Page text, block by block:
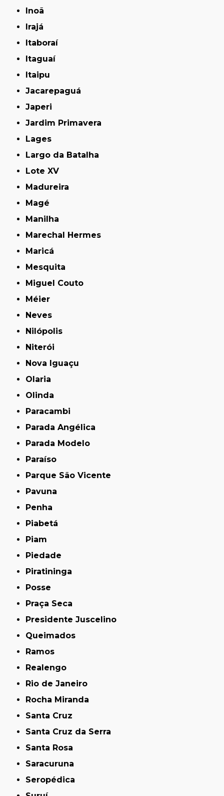
Inoã
Irajá
Itaboraí
Itaguaí
Itaipu
Jacarepaguá
Japeri
Jardim Primavera
Lages
Largo da Batalha
Lote XV
Madureira
Magé
Manilha
Marechal Hermes
Maricá
Mesquita
Miguel Couto
Méier
Neves
Nilópolis
Niterói
Nova Iguaçu
Olaria
Olinda
Paracambi
Parada Angélica
Parada Modelo
Paraíso
Parque São Vicente
Pavuna
Penha
Piabetá
Piam
Piedade
Piratininga
Posse
Praça Seca
Presidente Juscelino
Queimados
Ramos
Realengo
Rio de Janeiro
Rocha Miranda
Santa Cruz
Santa Cruz da Serra
Santa Rosa
Saracuruna
Seropédica